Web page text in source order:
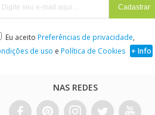
Eu aceito Preferências de privacidade,
de uso e Política de Cookies + Info
NAS REDES